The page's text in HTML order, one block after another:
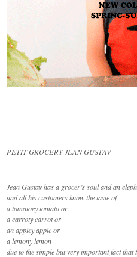
PETIT GROCERY JEAN GUSTAV
Jean Gustav has a grocer’s soul and an
and all his customers know the taste of
a tomatoey tomato or
a carroty carrot or
an appley apple or
a lemony lemon
due to the simple but very important fact that